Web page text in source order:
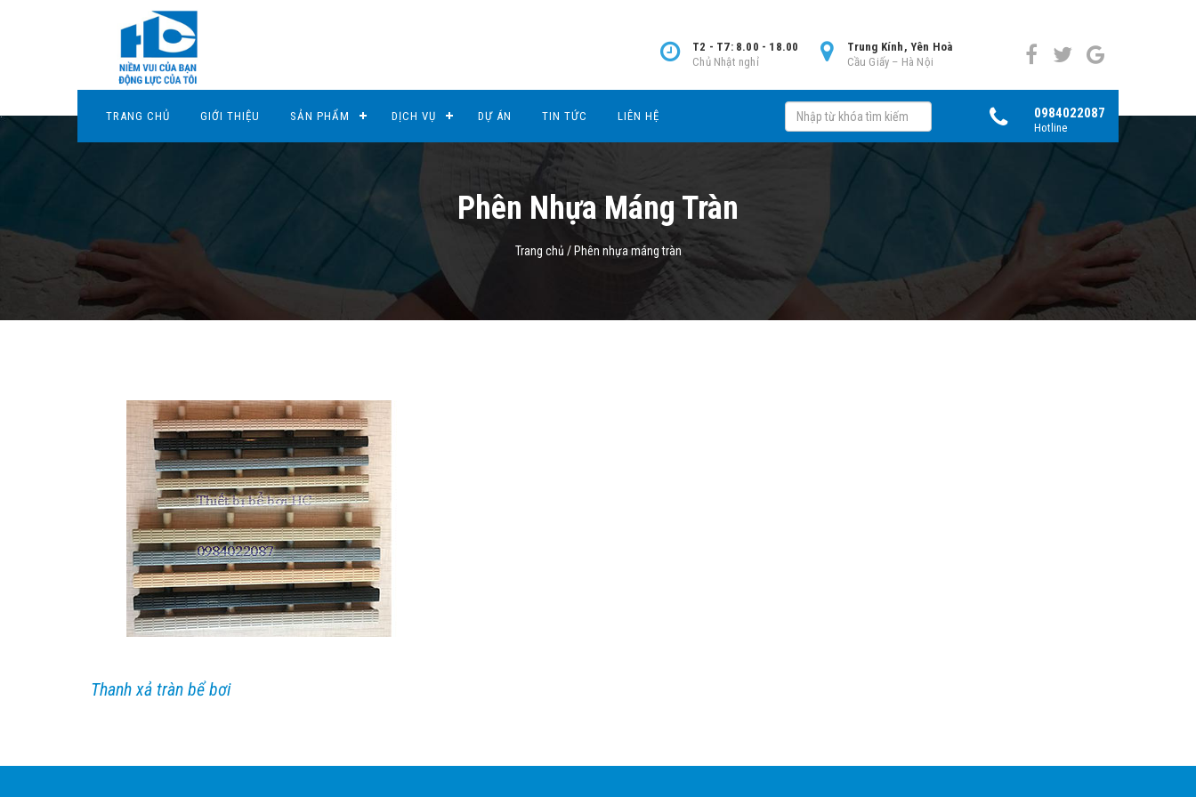
Trung Kính, Yên Hoà
Cầu Giấy – Hà Nội
T2 - T7: 8.00 - 18.00
Chủ Nhật nghỉ
TRANG CHỦ GIỚI THIỆU SẢN PHẨM DỊCH VỤ DỰ ÁN TIN TỨC LIÊN HỆ 0984022087
Hotline
Phên Nhựa Máng Tràn
Trang chủ / Phên nhựa máng tràn
Thanh xả tràn bể bơi